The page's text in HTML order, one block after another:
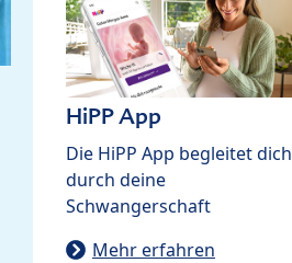
HiPP App
Die HiPP App begleitet dich
durch deine
Schwangerschaft
Mehr erfahren